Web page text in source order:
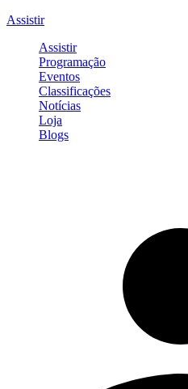
Assistir
Assistir
Programação
Eventos
Classificações
Notícias
Loja
Blogs